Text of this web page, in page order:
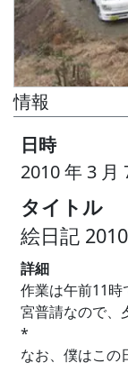
情報
日時
2010 年 3 月
タイトル
絵日記
詳細
作業は午前11時
宮普請なので、
*
なお、僕はこの